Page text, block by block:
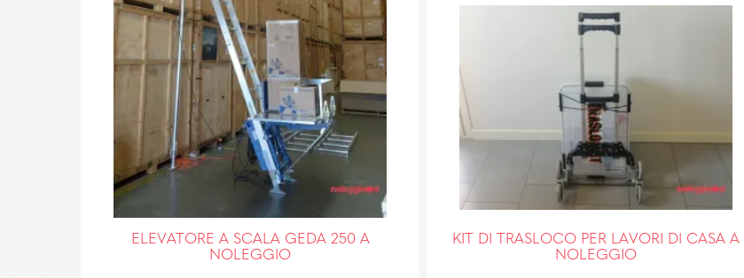
ELEVATORE A SCALA GEDA 250 A
NOLEGGIO
KIT DI TRASLOCO PER LAVORI DI CASA A
NOLEGGIO